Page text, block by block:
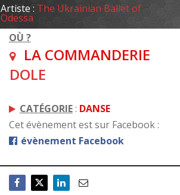
Artiste : The Ukrainian Ballet of
Odessa
OÙ ?
LA COMMANDERIE
DOLE
CATÉGORIE: DANSE
Cet évènement est sur Facebook :
évènement Facebook